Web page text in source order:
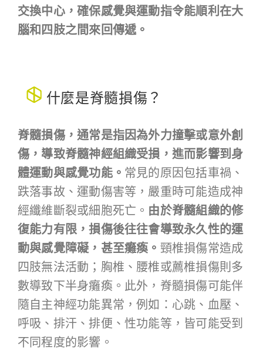
交換中心，確保感覺與運動指令能順利在大
腦和四肢之間來回傳遞。
什麼是脊髓損傷？
脊髓損傷，通常是指因為外力撞擊或意外創
傷，導致脊髓神經組織受損，進而影響到身
體運動與感覺功能。 常見的原因包括車禍、
跌落事故、運動傷害等，嚴重時可能造成神
經纖維斷裂或細胞死亡。 由於脊髓組織的修
復能力有限，損傷後往往會導致永久性的運
動與感覺障礙，甚至癱瘓。 頸椎損傷常造成
四肢無法活動；胸椎、腰椎或薦椎損傷則多
數導致下半身癱瘓。此外，脊髓損傷可能伴
隨自主神經功能異常，例如：心跳、血壓、
呼吸、排汗、排便、性功能等，皆可能受到
不同程度的影響。